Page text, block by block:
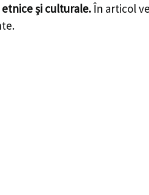
și culturale.În articol